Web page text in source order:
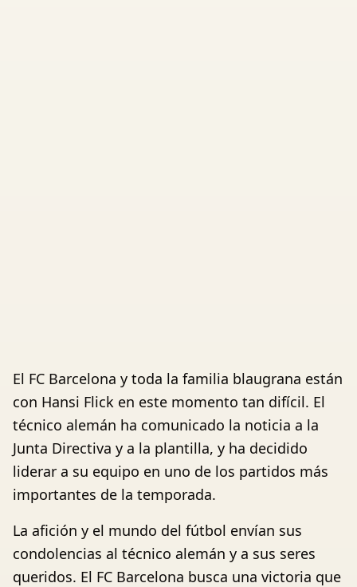
El FC Barcelona y toda la familia blaugrana están
con Hansi Flick en este momento tan difícil. El
técnico alemán ha comunicado la noticia a la
Junta Directiva y a la plantilla, y ha decidido
liderar a su equipo en uno de los partidos más
importantes de la temporada.
La afición y el mundo del fútbol envían sus
condolencias al técnico alemán y a sus seres
queridos. El FC Barcelona busca una victoria que